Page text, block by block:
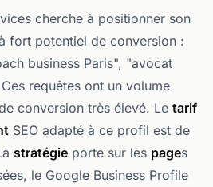
cherche à positionner son
fort potentiel de conversion :
business Paris", "avocat
requêtes ont un volume
conversion très élevé. Le tarif
SEO adapté à ce profil est de
stratégie porte sur les pages
le Google Business Profile